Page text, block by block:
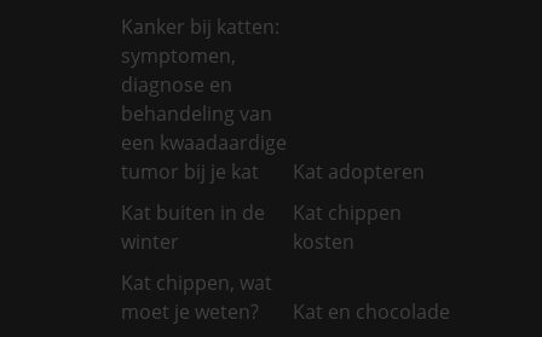
Kanker bij katten:
symptomen,
diagnose en
behandeling van
een kwaadaardige
tumor bij je kat
Kat adopteren
Kat buiten in de
winter
Kat chippen
kosten
Kat chippen, wat
moet je weten?
Kat en chocolade